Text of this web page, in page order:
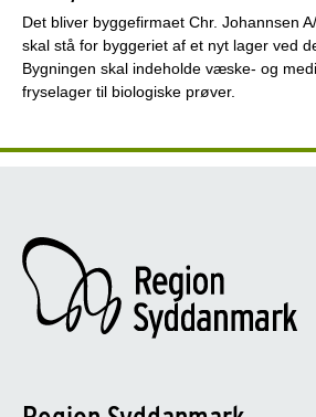
Det bliver byggefirmaet Chr. Johannsen
skal stå for byggeriet af et nyt lager ved
Bygningen skal indeholde væske- og
fryselager til biologiske prøver.